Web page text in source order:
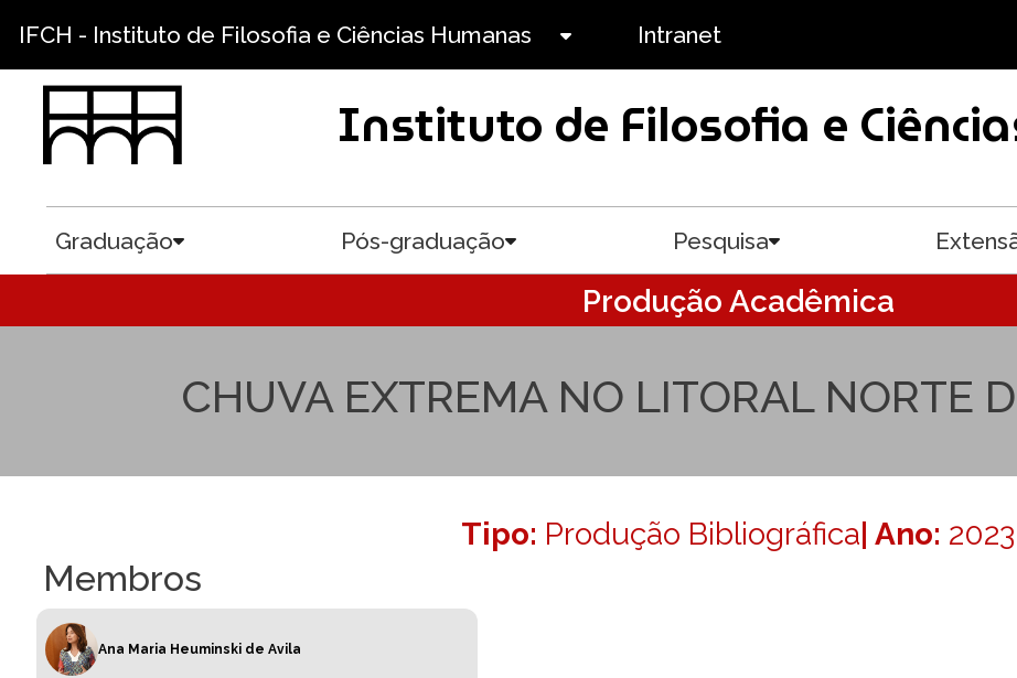
IFCH - Instituto de Filosofia e Ciências Humanas Intranet
Instituto de Filosofia e
Graduação Pós-graduação Pesquisa
Produção Acadêmica
CHUVA EXTREMA NO LITORAL NORTE
Tipo: Produção Bibliográfica| Ano: 2023
Membros
Ana Maria Heuminski de Avila